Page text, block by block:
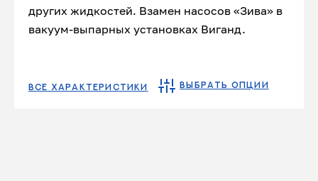
других жидкостей. Взамен насосов «Зива» в
вакуум-выпарных установках Виганд.
ВСЕ ХАРАКТЕРИСТИКИ ВЫБРАТЬ ОПЦИИ